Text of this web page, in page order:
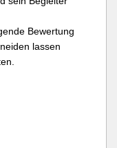
Bewertung
lassen